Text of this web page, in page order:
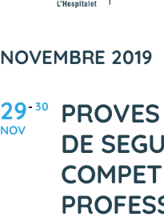
NOVEMBRE 2019
29
NOV
30
DE